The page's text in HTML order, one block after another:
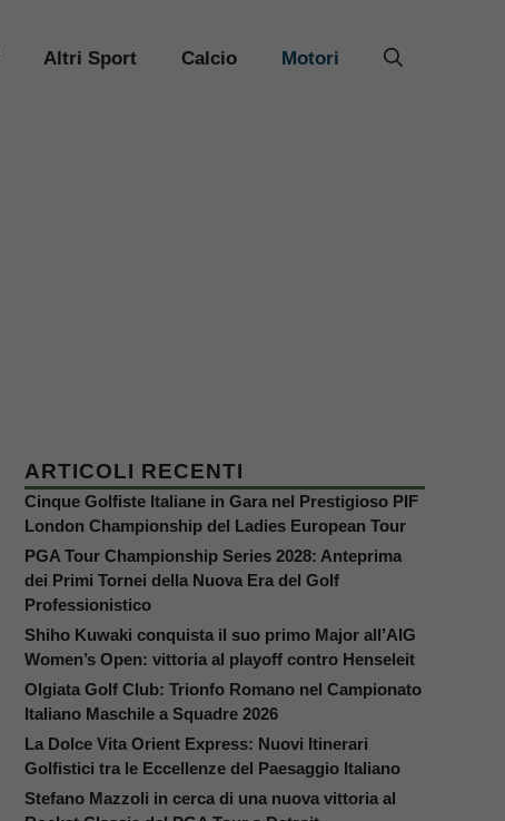
Altri Sport Calcio Motori
ARTICOLI RECENTI
Cinque Golfiste Italiane in Gara nel Prestigioso PIF
London Championship del Ladies European Tour
PGA Tour Championship Series 2028: Anteprima
dei Primi Tornei della Nuova Era del Golf
Professionistico
Shiho Kuwaki conquista il suo primo Major all’AIG
Women’s Open: vittoria al playoff contro Henseleit
Olgiata Golf Club: Trionfo Romano nel Campionato
Italiano Maschile a Squadre 2026
La Dolce Vita Orient Express: Nuovi Itinerari
Golfistici tra le Eccellenze del Paesaggio Italiano
Stefano Mazzoli in cerca di una nuova vittoria al